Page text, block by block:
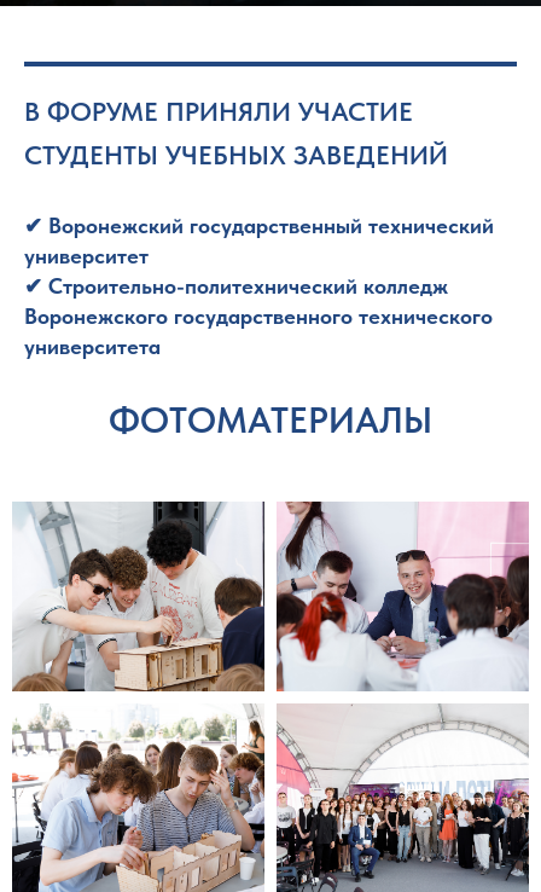
В ФОРУМЕ ПРИНЯЛИ УЧАСТИЕ
СТУДЕНТЫ УЧЕБНЫХ ЗАВЕДЕНИЙ
✔ Воронежский государственный технический
университет
✔ Строительно-политехнический колледж
Воронежского государственного технического
университета
ФОТОМАТЕРИАЛЫ